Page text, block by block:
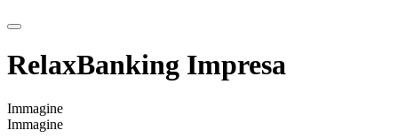
RelaxBanking Impresa
Immagine
Immagine